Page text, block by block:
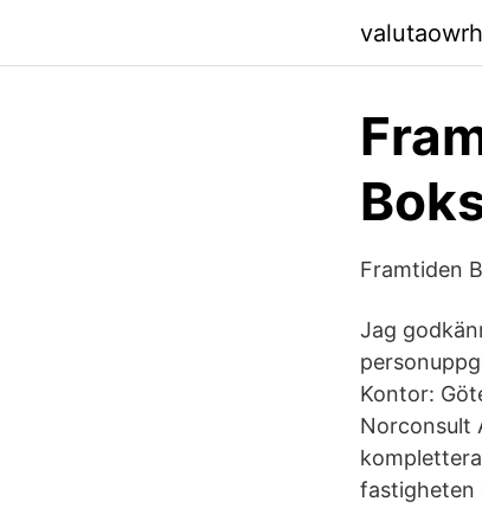
Framtiden
Jag
Kontor:
Norconsult
fastigheten